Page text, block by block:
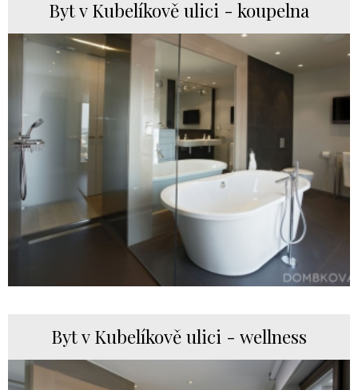
Byt v Kubelíkově ulici - koupelna
Byt v Kubelíkově ulici - wellness